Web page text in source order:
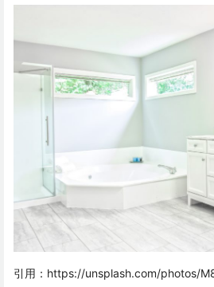
引用： https://unsplash.com/photos/